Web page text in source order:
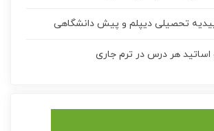
تحصیلی دیپلم و پیش دانشگاهی
هر درس در ترم جاری